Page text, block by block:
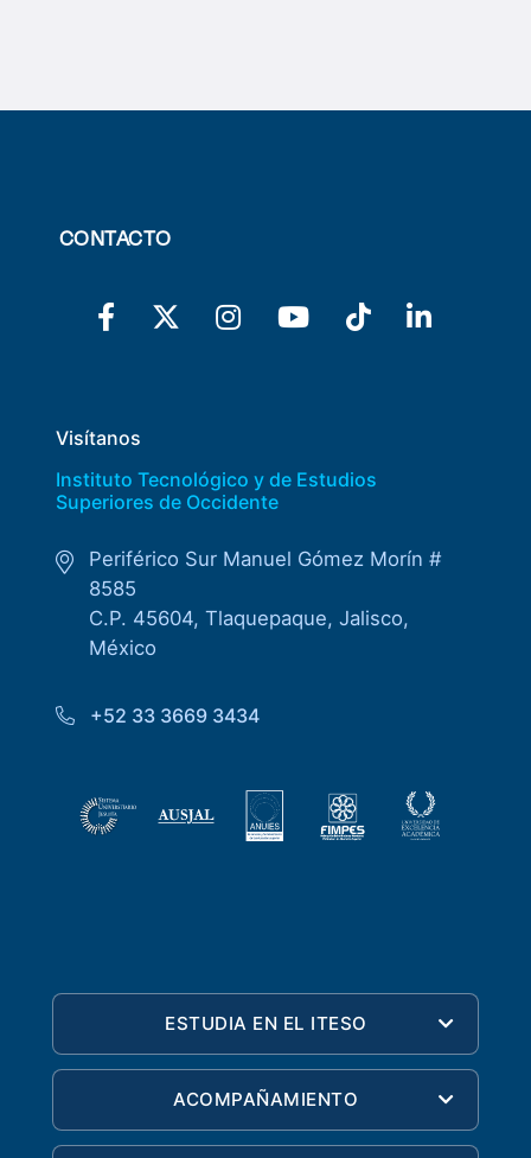
CONTACTO
Visítanos
Instituto Tecnológico y de Estudios
Superiores de Occidente
Periférico Sur Manuel Gómez Morín #
8585
C.P. 45604, Tlaquepaque, Jalisco,
México
+52 33 3669 3434
ESTUDIA EN EL ITESO
ACOMPAÑAMIENTO